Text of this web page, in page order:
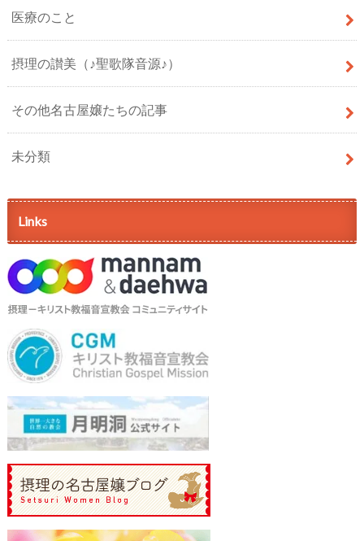
医療のこと
摂理の讃美（♪聖歌隊音源♪）
その他名古屋嬢たちの記事
未分類
Links